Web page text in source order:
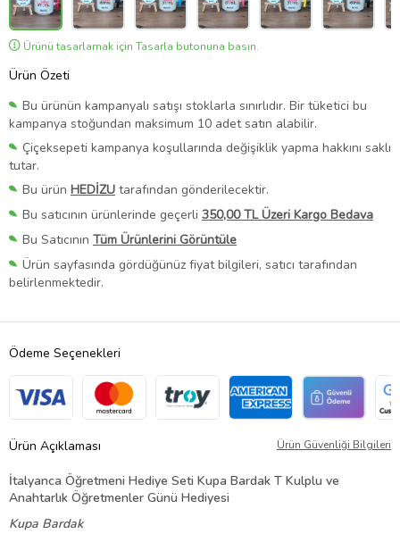
Ürünü tasarlamak için Tasarla butonuna basın.
Ürün Özeti
Bu ürünün kampanyalı satışı stoklarla sınırlıdır. Bir tüketici bu
kampanya stoğundan maksimum 10 adet satın alabilir.
Çiçeksepeti kampanya koşullarında değişiklik yapma hakkını saklı
tutar.
Bu ürün HEDİZU tarafından gönderilecektir.
Bu satıcının ürünlerinde geçerli 350,00 TL Üzeri Kargo Bedava
Bu Satıcının Tüm Ürünlerini Görüntüle
Ürün sayfasında gördüğünüz fiyat bilgileri, satıcı tarafından
belirlenmektedir.
Ödeme Seçenekleri
Ürün Açıklaması Ürün Güvenliği Bilgileri
İtalyanca Öğretmeni Hediye Seti Kupa Bardak T Kulplu ve
Anahtarlık Öğretmenler Günü Hediyesi
Kupa Bardak